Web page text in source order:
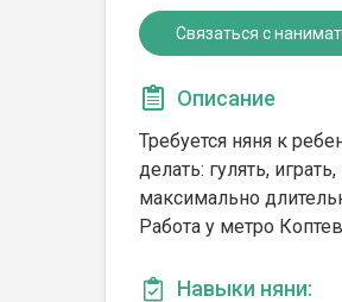
Связаться с
Описание
Требуется няня к
делать: гулять,
максимально
Работа у метро
Навыки няни: